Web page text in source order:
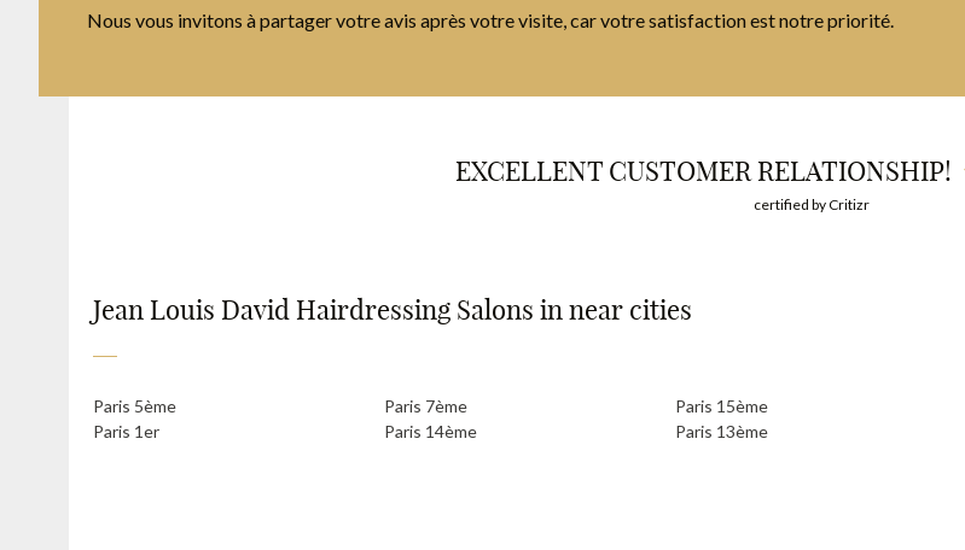
Nous vous invitons à partager votre avis après votre visite, car votre satisfaction est notre priorité.
EXCELLENT CUSTOMER RELATIONSHIP!
certified by Critizr
Jean Louis David Hairdressing Salons in near cities
Paris 5ème
Paris 1er
Paris 7ème
Paris 14ème
Paris 15ème
Paris 13ème